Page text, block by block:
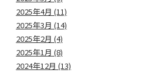
2025年4月 (11)
2025年3月 (14)
2025年2月 (4)
2025年1月 (8)
2024年12月 (13)